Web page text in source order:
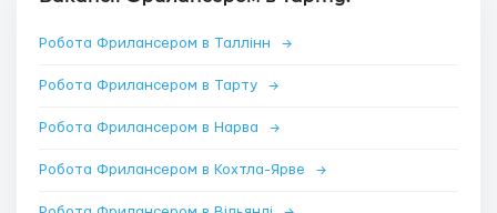
Робота Фрилансером в Таллінн →
Робота Фрилансером в Тарту →
Робота Фрилансером в Нарва →
Робота Фрилансером в Кохтла-Ярве →